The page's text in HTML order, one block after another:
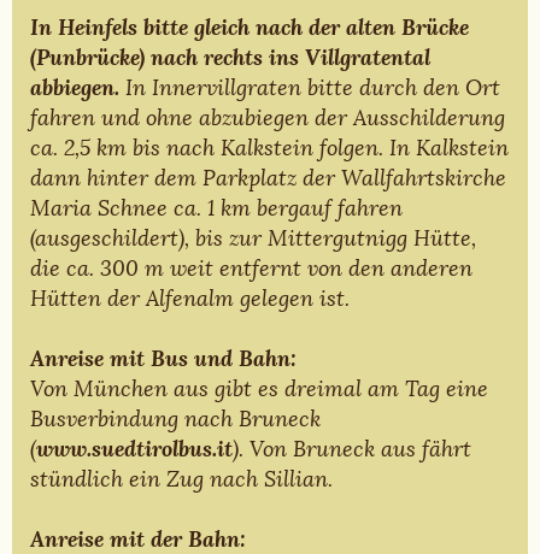
In Heinfels bitte gleich nach der alten Brücke
(Punbrücke) nach rechts ins Villgratental
abbiegen. In Innervillgraten bitte durch den Ort
fahren und ohne abzubiegen der Ausschilderung
ca. 2,5 km bis nach Kalkstein folgen. In Kalkstein
dann hinter dem Parkplatz der Wallfahrtskirche
Maria Schnee ca. 1 km bergauf fahren
(ausgeschildert), bis zur Mittergutnigg Hütte,
die ca. 300 m weit entfernt von den anderen
Hütten der Alfenalm gelegen ist.
Anreise mit Bus und Bahn:
Von München aus gibt es dreimal am Tag eine
Busverbindung nach Bruneck
(www.suedtirolbus.it). Von Bruneck aus fährt
stündlich ein Zug nach Sillian.
Anreise mit der Bahn: